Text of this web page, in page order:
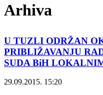
Arhiva
U TUZLI ODRŽAN
PRIBLIŽAVANJU
SUDA BiH
29.09.2015. 15:20